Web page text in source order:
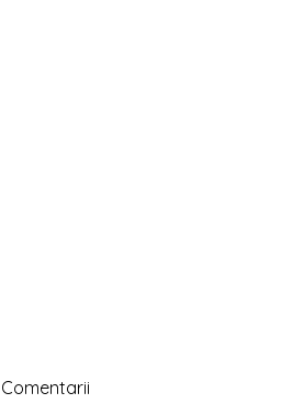
Comentarii